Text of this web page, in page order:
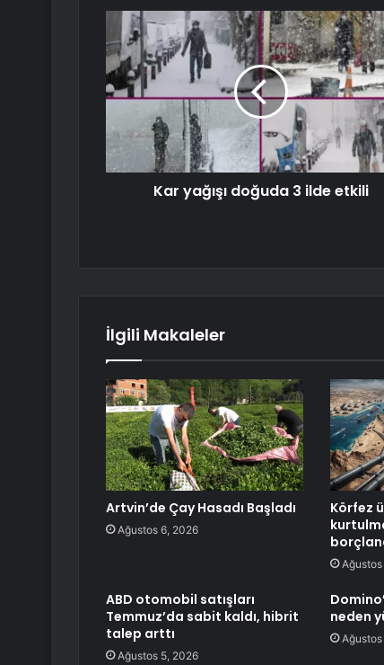
Kar yağışı doğuda 3 ilde etkili
İlgili Makaleler
Artvin’de Çay Hasadı Başladı
Ağustos 6, 2026
Körfez
ABD otomobil satışları
Temmuz’da sabit kaldı, hibrit
talep arttı
Ağustos 5, 2026
neden